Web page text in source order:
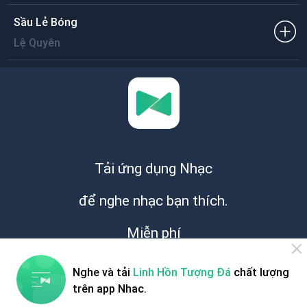
Sầu Lẻ Bóng
Lệ Quyên
Tải ứng dụng Nhạc
để nghe nhạc bạn thích.
Miễn phí
Nghe và tải Linh Hồn Tượng Đá chất lượng
trên app Nhac.